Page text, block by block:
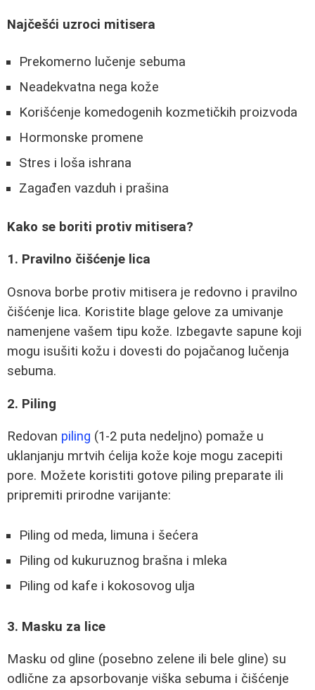
Najčešći uzroci mitisera
Prekomerno lučenje sebuma
Neadekvatna nega kože
Korišćenje komedogenih kozmetičkih proizvoda
Hormonske promene
Stres i loša ishrana
Zagađen vazduh i prašina
Kako se boriti protiv mitisera?
1. Pravilno čišćenje lica
Osnova borbe protiv mitisera je redovno i pravilno
čišćenje lica. Koristite blage gelove za umivanje
namenjene vašem tipu kože. Izbegavte sapune koji
mogu isušiti kožu i dovesti do pojačanog lučenja
sebuma.
2. Piling
Redovan piling (1-2 puta nedeljno) pomaže u
uklanjanju mrtvih ćelija kože koje mogu zacepiti
pore. Možete koristiti gotove piling preparate ili
pripremiti prirodne varijante:
Piling od meda, limuna i šećera
Piling od kukuruznog brašna i mleka
Piling od kafe i kokosovog ulja
3. Masku za lice
Masku od gline (posebno zelene ili bele gline) su
odlične za apsorbovanje viška sebuma i čišćenje